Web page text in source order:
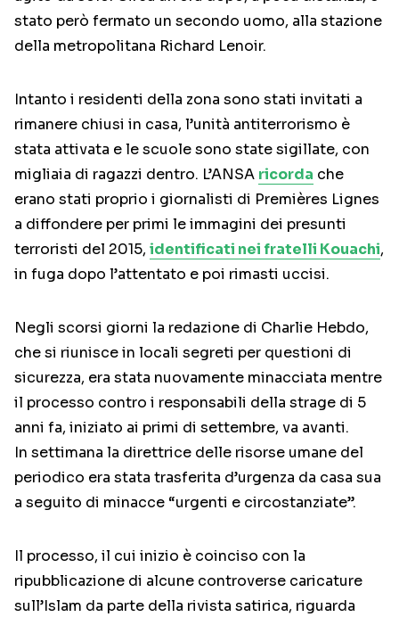
stato però fermato un secondo uomo, alla stazione
della metropolitana Richard Lenoir.
Intanto i residenti della zona sono stati invitati a
rimanere chiusi in casa, l’unità antiterrorismo è
stata attivata e le scuole sono state sigillate, con
migliaia di ragazzi dentro. L’ANSA ricorda che
erano stati proprio i giornalisti di Premières Lignes
a diffondere per primi le immagini dei presunti
terroristi del 2015, identificati nei fratelli Kouachi,
in fuga dopo l’attentato e poi rimasti uccisi.
Negli scorsi giorni la redazione di Charlie Hebdo,
che si riunisce in locali segreti per questioni di
sicurezza, era stata nuovamente minacciata mentre
il processo contro i responsabili della strage di 5
anni fa, iniziato ai primi di settembre, va avanti.
In settimana la direttrice delle risorse umane del
periodico era stata trasferita d’urgenza da casa sua
a seguito di minacce “urgenti e circostanziate”.
Il processo, il cui inizio è coinciso con la
ripubblicazione di alcune controverse caricature
sull’Islam da parte della rivista satirica, riguarda